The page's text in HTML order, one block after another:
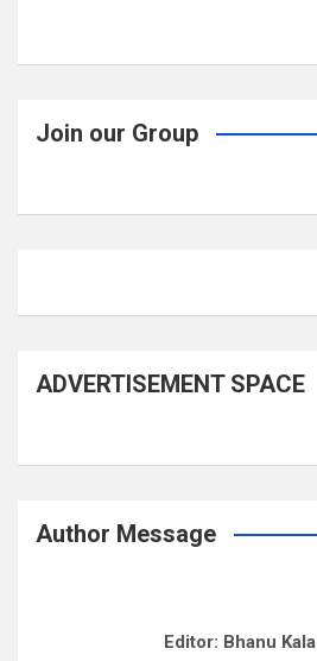
Join our Group
ADVERTISEMENT SPACE
Author Message
Editor: Bhanu Kala